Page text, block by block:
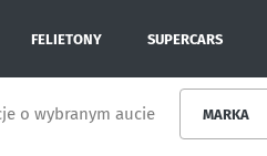
FELIETONY SUPERCARS
o wybranym aucie MARKA